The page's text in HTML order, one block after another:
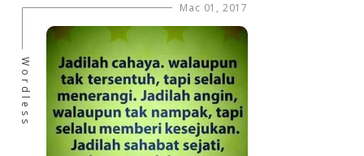
Mac 01, 2017
Wordless